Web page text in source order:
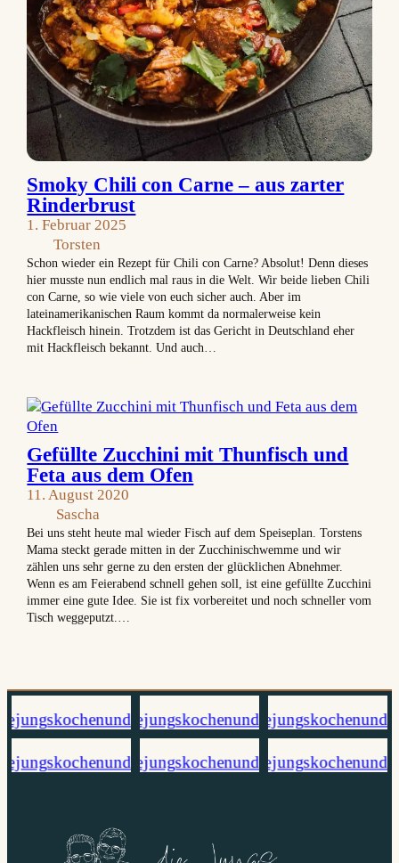
Smoky Chili con Carne – aus zarter
Rinderbrust
1. Februar 2025
Torsten
Schon wieder ein Rezept für Chili con Carne? Absolut! Denn dieses
hier musste nun endlich mal raus in die Welt. Wir beide lieben Chili
con Carne, so wie viele von euch sicher auch. Aber im
lateinamerikanischen Raum kommt da normalerweise kein
Hackfleisch hinein. Trotzdem ist das Gericht in Deutschland eher
mit Hackfleisch bekannt. Und auch…
Gefüllte Zucchini mit Thunfisch und
Feta aus dem Ofen
11. August 2020
Sascha
Bei uns steht heute mal wieder Fisch auf dem Speiseplan. Torstens
Mama steckt gerade mitten in der Zucchinischwemme und wir
zählen uns sehr gerne zu den ersten der glücklichen Abnehmer.
Wenn es am Feierabend schnell gehen soll, ist eine gefüllte Zucchini
immer eine gute Idee. Sie ist fix vorbereitet und noch schneller vom
Tisch weggeputzt.…